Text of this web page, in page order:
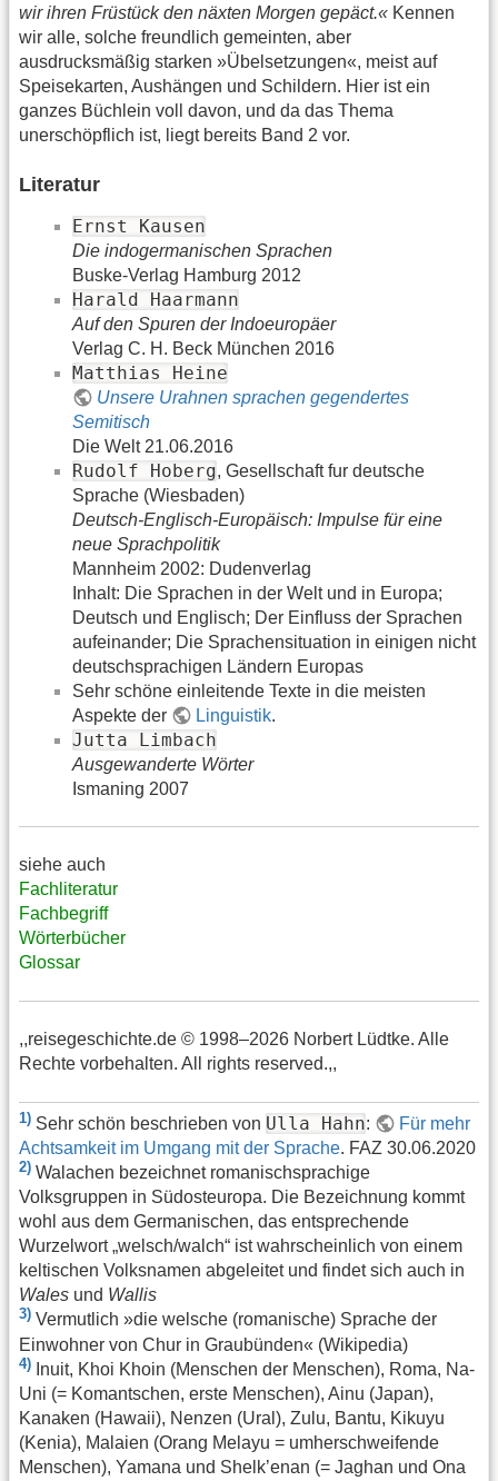
wir ihren Früstück den näxten Morgen gepäct.« Kennen
wir alle, solche freundlich gemeinten, aber
ausdrucksmäßig starken »Übelsetzungen«, meist auf
Speisekarten, Aushängen und Schildern. Hier ist ein
ganzes Büchlein voll davon, und da das Thema
unerschöpflich ist, liegt bereits Band 2 vor.
Literatur
Ernst Kausen
Die indogermanischen Sprachen
Buske-Verlag Hamburg 2012
Harald Haarmann
Auf den Spuren der Indoeuropäer
Verlag C. H. Beck München 2016
Matthias Heine
Unsere Urahnen sprachen gegendertes
Semitisch
Die Welt 21.06.2016
Rudolf Hoberg, Gesellschaft fur deutsche
Sprache (Wiesbaden)
Deutsch-Englisch-Europäisch: Impulse für eine
neue Sprachpolitik
Mannheim 2002: Dudenverlag
Inhalt: Die Sprachen in der Welt und in Europa;
Deutsch und Englisch; Der Einfluss der Sprachen
aufeinander; Die Sprachensituation in einigen nicht
deutschsprachigen Ländern Europas
Sehr schöne einleitende Texte in die meisten
Aspekte der
Linguistik.
Jutta Limbach
Ausgewanderte Wörter
Ismaning 2007
siehe auch
Fachliteratur
Fachbegriff
Wörterbücher
Glossar
,,reisegeschichte.de © 1998–2026 Norbert Lüdtke. Alle
Rechte vorbehalten. All rights reserved.,,
1) Sehr schön beschrieben von Ulla Hahn:
Für mehr
Achtsamkeit im Umgang mit der Sprache. FAZ 30.06.2020
2) Walachen bezeichnet romanischsprachige
Volksgruppen in Südosteuropa. Die Bezeichnung kommt
wohl aus dem Germanischen, das entsprechende
Wurzelwort „welsch/walch“ ist wahrscheinlich von einem
keltischen Volksnamen abgeleitet und findet sich auch in
Wales und Wallis
3) Vermutlich »die welsche (romanische) Sprache der
Einwohner von Chur in Graubünden« (Wikipedia)
4) Inuit, Khoi Khoin (Menschen der Menschen), Roma, Na-
Uni (= Komantschen, erste Menschen), Ainu (Japan),
Kanaken (Hawaii), Nenzen (Ural), Zulu, Bantu, Kikuyu
(Kenia), Malaien (Orang Melayu = umherschweifende
Menschen), Yamana und Shelk’enan (= Jaghan und Ona